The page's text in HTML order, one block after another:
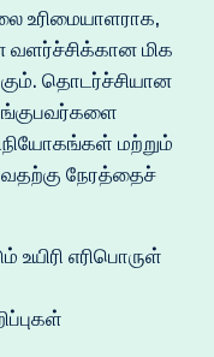
உரிமையாளராக,
மிக
தொடர்ச்சியான
மற்றும்
நேரத்தைச்
உயிரி எரிபொருள்